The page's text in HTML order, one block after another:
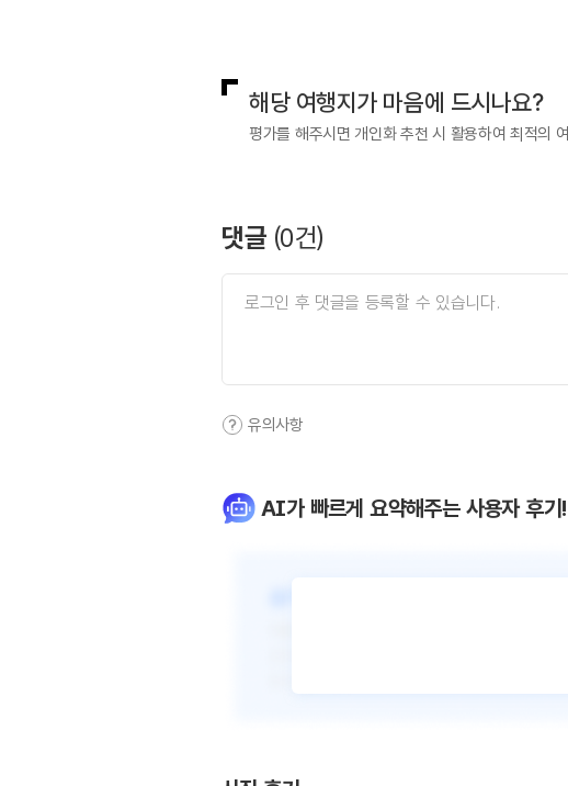
해당 여행지가 마음에 드시나요?
평가를 해주시면 개인화 추천 시 활용하여 최적의
댓글 (0건)
유의사항
AI가 빠르게 요약해주는 사용자 후기!